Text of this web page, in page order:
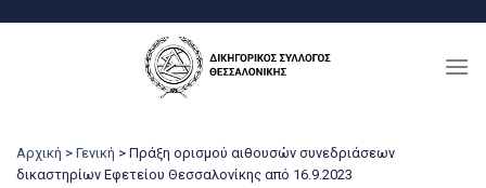
Αρχική > Γενική > Πράξη ορισμού αιθουσών συνεδριάσεων
δικαστηρίων Εφετείου Θεσσαλονίκης από 16.9.2023